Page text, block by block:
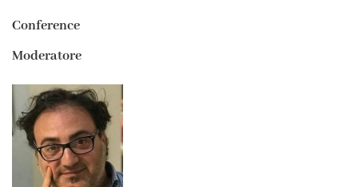
Conference
Moderatore